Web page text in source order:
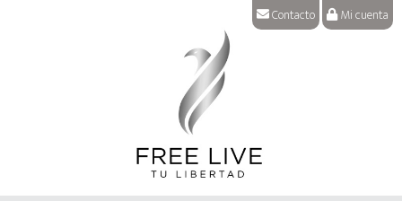
Contacto Mi cuenta